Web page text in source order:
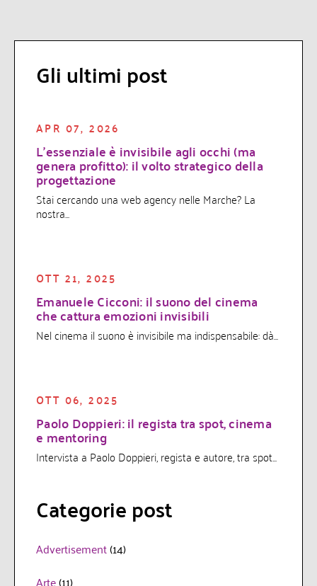
Gli ultimi post
APR 07, 2026
L’essenziale è invisibile agli occhi (ma
genera profitto): il volto strategico della
progettazione
Stai cercando una web agency nelle Marche? La
nostra...
OTT 21, 2025
Emanuele Cicconi: il suono del cinema
che cattura emozioni invisibili
Nel cinema il suono è invisibile ma indispensabile: dà...
OTT 06, 2025
Paolo Doppieri: il regista tra spot, cinema
e mentoring
Intervista a Paolo Doppieri, regista e autore, tra spot...
Categorie post
Advertisement(14)
Arte(11)